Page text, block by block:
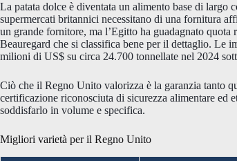
La patata dolce è diventata un alimento base di
supermercati britannici necessitano di una fornitura
un grande fornitore, ma l’Egitto ha guadagnato
Beauregard che si classifica bene per il dettaglio. Le
milioni di US$ su circa 24.700 tonnellate nel 2024
Ciò che il Regno Unito valorizza è la garanzia tanto
certificazione riconosciuta di sicurezza alimentare ed
soddisfarlo in volume e specifica.
Migliori varietà per il Regno Unito